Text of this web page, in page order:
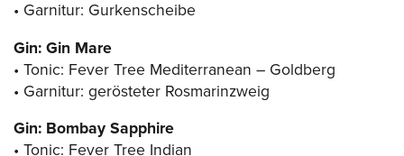
• Garnitur: Gurkenscheibe
Gin: Gin Mare
• Tonic: Fever Tree Mediterranean – Goldberg
• Garnitur: gerösteter Rosmarinzweig
Gin: Bombay Sapphire
• Tonic: Fever Tree Indian